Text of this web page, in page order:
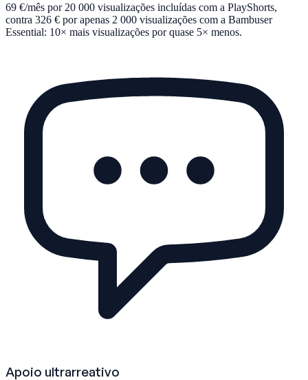
69 €/mês por 20 000 visualizações incluídas com a PlayShorts,
contra 326 € por apenas 2 000 visualizações com a Bambuser
Essential: 10× mais visualizações por quase 5× menos.
Apoio ultrarreativo